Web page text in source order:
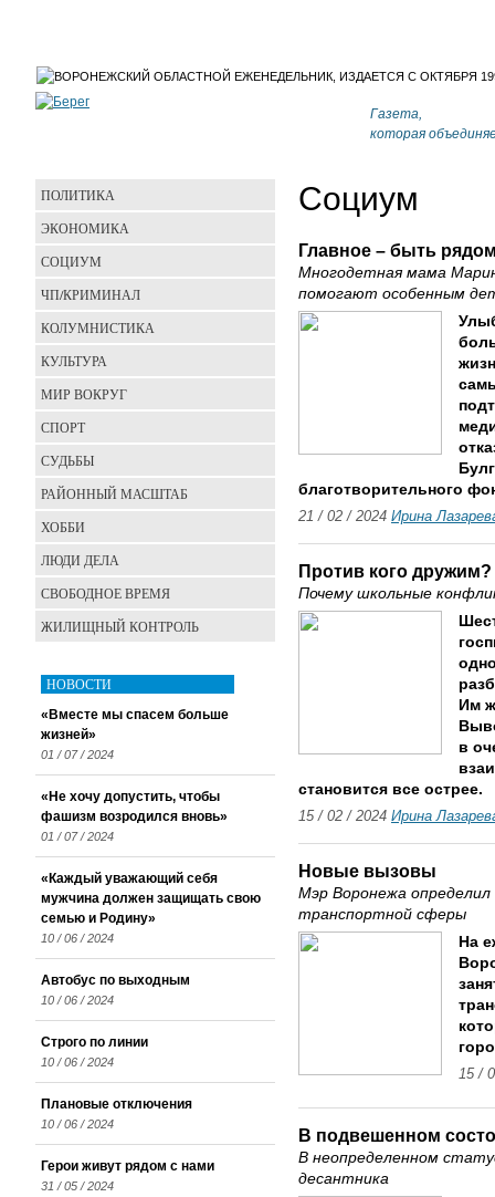
Газета,
которая
Социум
Главное – быть
Многодетная мама
помогают особенным
благотворительного
21 / 02 / 2024 Ирина
Против кого дружим?
Почему школьные
Им
в
становится все острее.
15 / 02 / 2024 Ирина
Новые вызовы
Мэр Воронежа определил
транспортной сферы
На
15 /
В подвешенном
В неопределенном
десантника
ПОЛИТИКА
ЭКОНОМИКА
СОЦИУМ
ЧП/КРИМИНАЛ
КОЛУМНИСТИКА
КУЛЬТУРА
МИР ВОКРУГ
СПОРТ
СУДЬБЫ
РАЙОННЫЙ МАСШТАБ
ХОББИ
ЛЮДИ ДЕЛА
СВОБОДНОЕ ВРЕМЯ
ЖИЛИЩНЫЙ КОНТРОЛЬ
НОВОСТИ
«Вместе мы спасем больше
жизней»
01 / 07 / 2024
«Не хочу допустить, чтобы
фашизм возродился вновь»
01 / 07 / 2024
«Каждый уважающий себя
мужчина должен защищать свою
семью и Родину»
10 / 06 / 2024
Автобус по выходным
10 / 06 / 2024
Строго по линии
10 / 06 / 2024
Плановые отключения
10 / 06 / 2024
Герои живут рядом с нами
31 / 05 / 2024